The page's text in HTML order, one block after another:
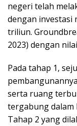
negeri telah
dengan investasi
triliun.
2023) dengan
Pada tahap 1,
serta ruang
tergabung dalam
Tahap 2 yang